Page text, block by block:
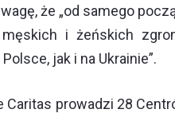
że „od samego
męskich i żeńskich
jak i na Ukrainie”.
Caritas prowadzi 28